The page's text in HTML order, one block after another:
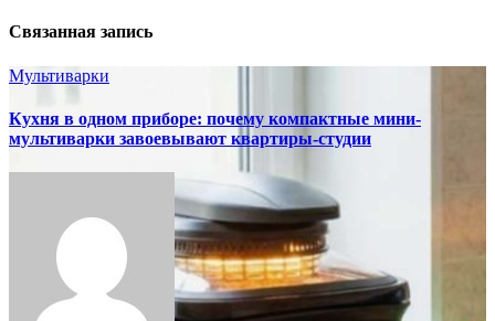
Связанная запись
Мультиварки
Кухня в одном приборе: почему компактные мини-
мультиварки завоевывают квартиры-студии